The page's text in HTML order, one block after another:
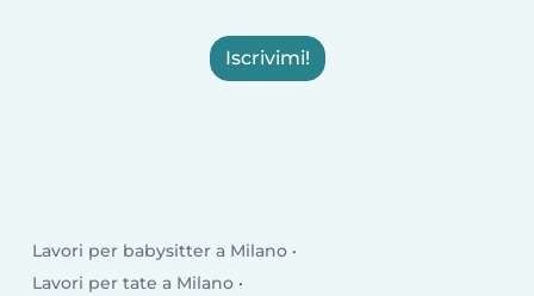
Iscrivimi!
Lavori per babysitter a Milano
Lavori per tate a Milano